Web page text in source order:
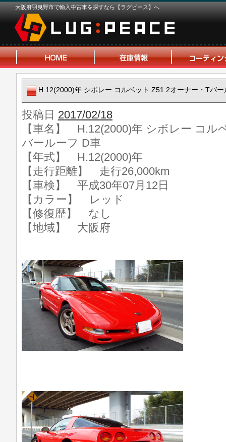
大阪府羽曳野市で輸入中古車を探すなら【ラグピース】へ
H.12(2000)年 シボレー コルベット Z51 2オーナー・Tバー
投稿日 2017/02/18
【車名】 H.12(2000)年 シボレー コル
バールーフ D車
【年式】 H.12(2000)年
【走行距離】 走行26,000km
【車検】 平成30年07月12日
【カラー】 レッド
【修復歴】 なし
【地域】 大阪府